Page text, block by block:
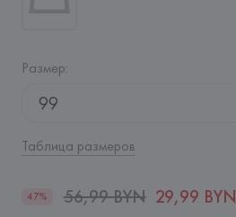
Размер:
99
Таблица размеров
47% 56,99 BYN 29,99 BYN